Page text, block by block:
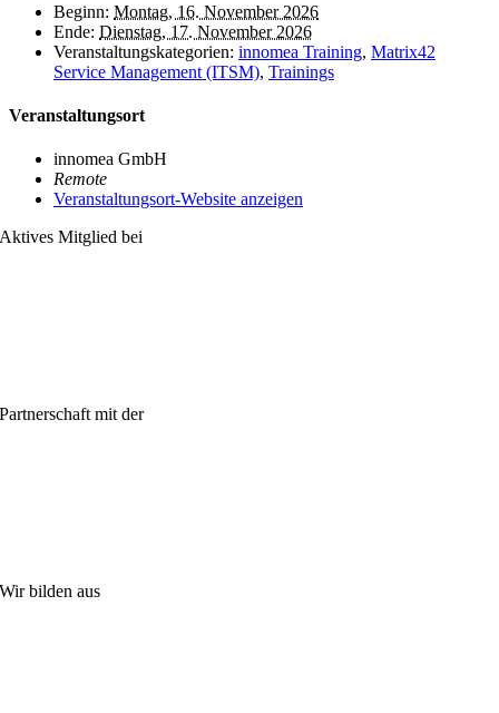
Beginn: Montag, 16. November 2026
Ende: Dienstag, 17. November 2026
Veranstaltungskategorien: innomea Training, Matrix42
Service Management (ITSM), Trainings
Veranstaltungsort
innomea GmbH
Remote
Veranstaltungsort-Website anzeigen
Aktives Mitglied bei
Partnerschaft mit der
Wir bilden aus